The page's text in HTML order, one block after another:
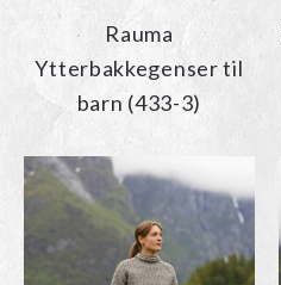
Rauma
Ytterbakkegenser til
barn (433-3)